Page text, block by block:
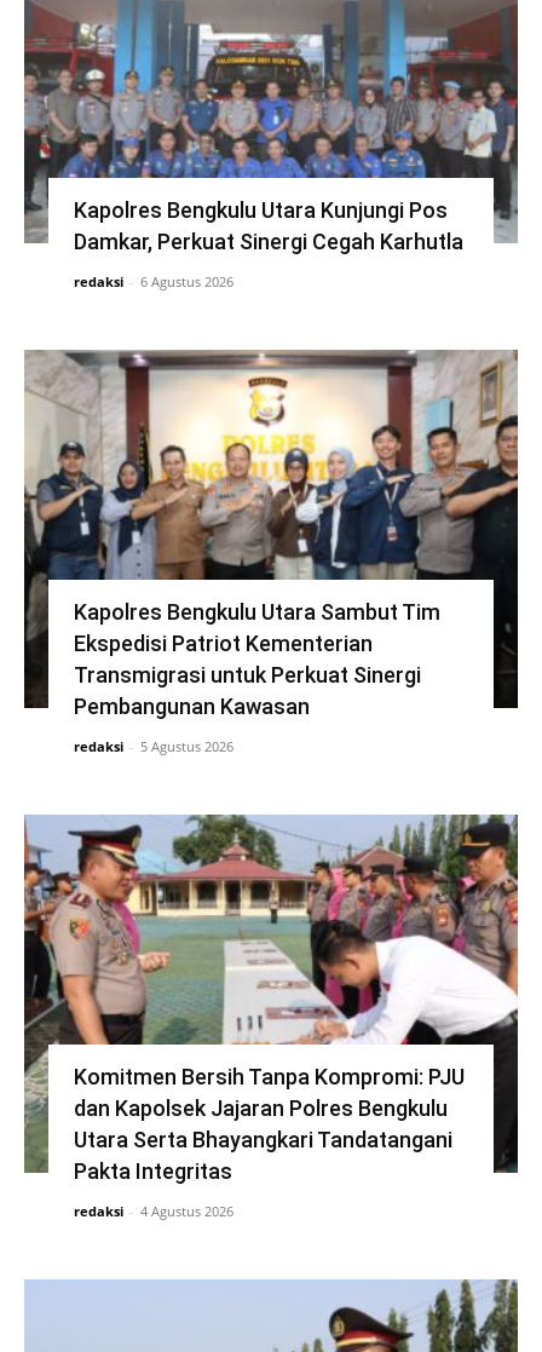
Kapolres Bengkulu Utara Kunjungi Pos
Damkar, Perkuat Sinergi Cegah Karhutla
redaksi - 6 Agustus 2026
Kapolres Bengkulu Utara Sambut Tim
Ekspedisi Patriot Kementerian
Transmigrasi untuk Perkuat Sinergi
Pembangunan Kawasan
redaksi - 5 Agustus 2026
Komitmen Bersih Tanpa Kompromi: PJU
dan Kapolsek Jajaran Polres Bengkulu
Utara Serta Bhayangkari Tandatangani
Pakta Integritas
redaksi - 4 Agustus 2026